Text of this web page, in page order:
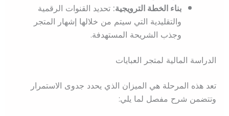
بناء الخطة الترويجية:تحديد القنوات الرقمية
والتقليدية التي سيتم من خلالها إشهار المتجر
وجذب الشريحة المستهدفة.
الدراسة المالية لمتجر العبايات
تعد هذه المرحلة هي الميزان الذي يحدد جدوى الاستمرار
وتتضمن شرح مفصل لما يلي: